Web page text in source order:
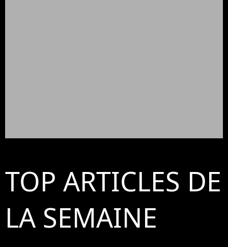
TOP ARTICLES DE
LA SEMAINE